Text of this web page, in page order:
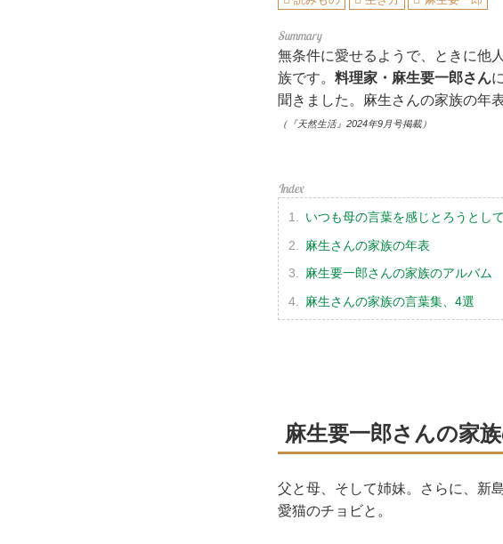
無条件に愛せるようで、ときに他
族です。 料理家・麻生要一郎さん
聞きました。麻生さんの家族の年
（『天然生活』2024年9月号掲載）
いつも母の言葉を感じとろうとし
麻生さんの家族の年表
麻生要一郎さんの家族のアルバム
麻生さんの家族の言葉集、4選
麻生要一郎さんの家
父と母、そして姉妹。さらに、新
愛猫のチョビと。